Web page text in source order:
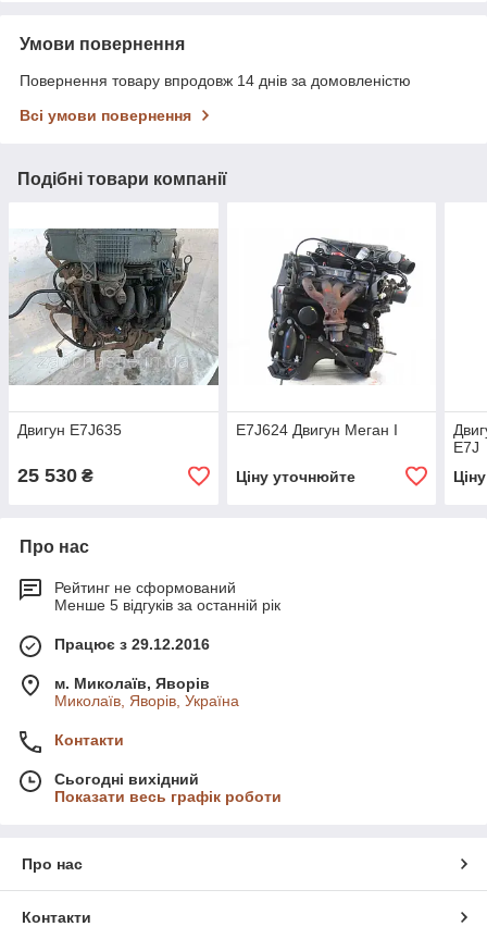
Умови повернення
Повернення товару впродовж 14 днів за домовленістю
Всі умови повернення
Подібні товари компанії
Двигун E7J635
25 530 ₴
E7J624 Двигун Меган I
Ціну уточнюйте
E7J
Про нас
Рейтинг не сформований
Менше 5 відгуків за останній рік
Працює з 29.12.2016
м. Миколаїв, Яворів
Миколаїв, Яворів, Україна
Контакти
Сьогодні вихідний
Показати весь графік роботи
Про нас
Контакти